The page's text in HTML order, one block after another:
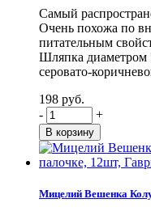
Самый
Очень похожа по
питательным
Шляпка диаметром
серовато-
198 руб.
-
+
Мицелий Вешенка